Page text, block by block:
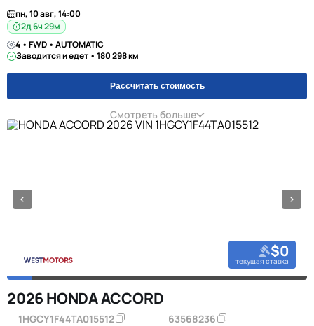
пн, 10 авг, 14:00
2д 6ч 29м
4 • FWD • AUTOMATIC
Заводится и едет • 180 298 км
Рассчитать стоимость
Смотреть больше
$0
текущая ставка
2026 HONDA ACCORD
1HGCY1F44TA015512 63568236